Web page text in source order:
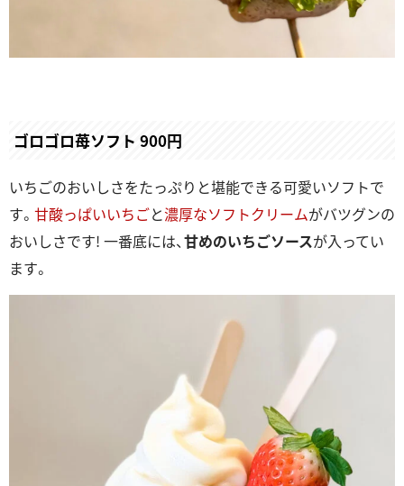
ゴロゴロ苺ソフト 900円
いちごのおいしさをたっぷりと堪能できる可愛いソフトで
す。 甘酸っぱいいちごと濃厚なソフトクリームがバツグンの
おいしさです! 一番底には、甘めのいちごソースが入ってい
ます。